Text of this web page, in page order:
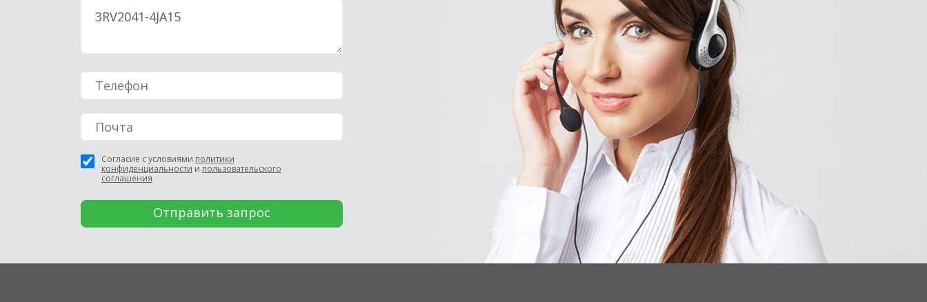
Согласие с условиями политики
конфиденциальности и пользовательского
соглашения